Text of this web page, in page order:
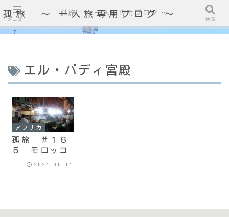
孤旅 〜 一人旅専用ブログ ～
エル・バディ宮殿
アフリカ
孤旅 ＃１６
５ モロッコ
2024.05.14
メニュー
孤旅 〜 一人旅専用ブログ ～
検索